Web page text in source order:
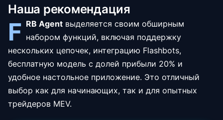
Наша рекомендация
F RB Agent выделяется своим обширным
набором функций, включая поддержку
нескольких цепочек, интеграцию Flashbots,
бесплатную модель с долей прибыли 20% и
удобное настольное приложение. Это отличный
выбор как для начинающих, так и для опытных
трейдеров MEV.